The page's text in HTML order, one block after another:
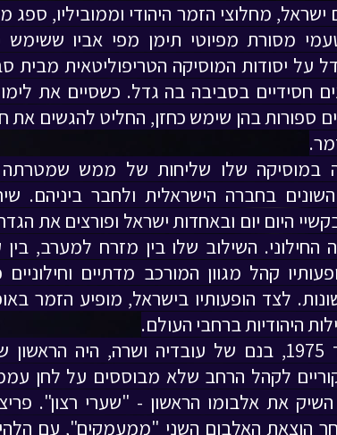
ישראל, מחלוצי הזמר היהודי וממוביליו, ספג
מסורת מפיוטי תימן מפי אביו ששימש
על יסודות המוסיקה הטריפוליטאית מבית
חסידיים בסביבה בה גדל. כשסיים את
ספורות בהן שימש כחזן, החליט להגשים את
במוסיקה שלו שליחות של ממש שמטרתה
בחברה הישראלית ולחבר ביניהם.
היום יום ובאחדות ישראל ופורצים את
החילוני. השילוב שלו בין מזרח למערב, בין
קהל מגוון המורכב מדתיים
לצד הופעותיו בישראל, מופיע הזמר
היהודיות ברחבי העולם.
חיים, יליד 1975, בנם של עובדיה ושרה, היה
לקהל הרחב שלא מבוססים על לחן
ובגיל 24 השיק את אלבומו הראשון - "שערי רצון".
הוצאת האלבום השני "ממעמקים", עם